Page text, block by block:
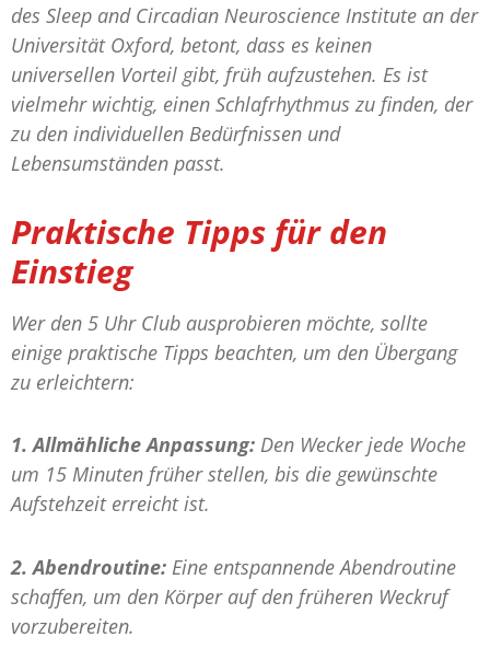
des Sleep and Circadian Neuroscience Institute an der
Universität Oxford, betont, dass es keinen
universellen Vorteil gibt, früh aufzustehen. Es ist
vielmehr wichtig, einen Schlafrhythmus zu finden, der
zu den individuellen Bedürfnissen und
Lebensumständen passt.
Praktische Tipps für den
Einstieg
Wer den 5 Uhr Club ausprobieren möchte, sollte
einige praktische Tipps beachten, um den Übergang
zu erleichtern:
1. Allmähliche Anpassung: Den Wecker jede Woche
um 15 Minuten früher stellen, bis die gewünschte
Aufstehzeit erreicht ist.
2. Abendroutine: Eine entspannende Abendroutine
schaffen, um den Körper auf den früheren Weckruf
vorzubereiten.